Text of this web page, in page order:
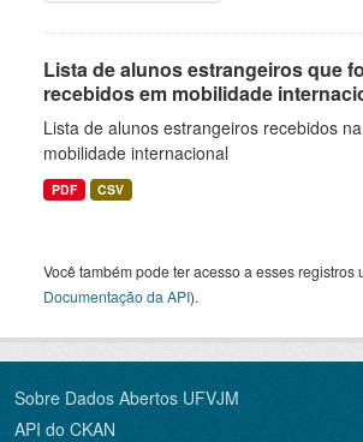
Lista de alunos estrangeiros que
recebidos em mobilidade
Lista de alunos estrangeiros recebidos
mobilidade internacional
PDF CSV
Você também pode ter acesso a esses registros
Documentação da API).
Sobre Dados Abertos UFVJM
API do CKAN